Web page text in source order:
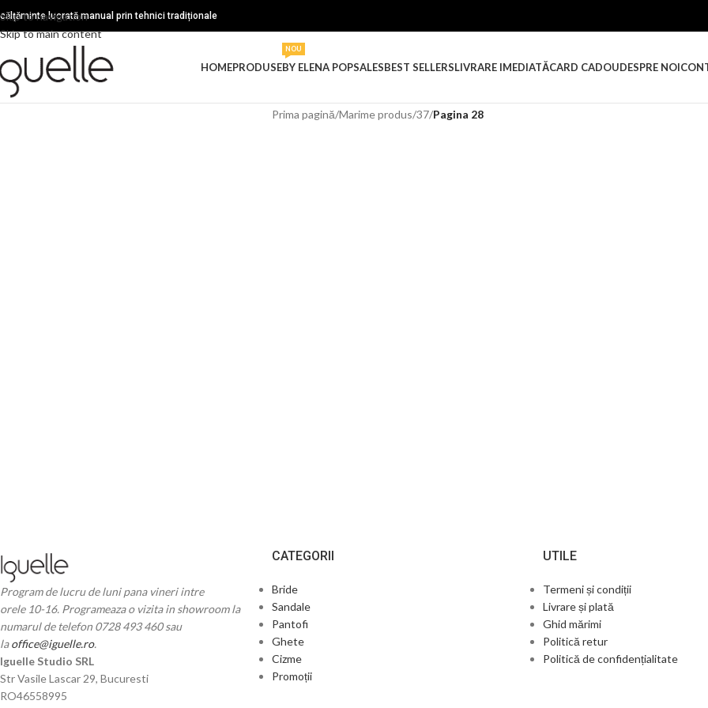
Skip to navigation
Skip to main content
lucrată manual prin tehnici tradiționale
HOMEPRODUSEBY ELENA POP
NOU
SALESBEST SELLERSLIVRARE IMEDIATĂCARD CADOUDESPRE NOI
Prima pagină/Marime produs/37/Pagina 28
Program de lucru de luni pana vineri intre
orele 10-16. Programeaza o vizita in showroom la
numarul de telefon 0728 493 460 sau
laoffice@iguelle.ro.
Iguelle Studio SRL
Str Vasile Lascar 29, Bucuresti
RO46558995
CATEGORII
Bride
Sandale
Pantofi
Ghete
Cizme
Promoții
UTILE
Termeni și condiții
Livrare și plată
Ghid mărimi
Politică retur
Politică de confidențialitate